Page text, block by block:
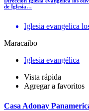
de Iglesia…
Iglesia evangelica
Maracaibo
Iglesia evangélica
Vista rápida
Agregar a favoritos
Casa Adonay